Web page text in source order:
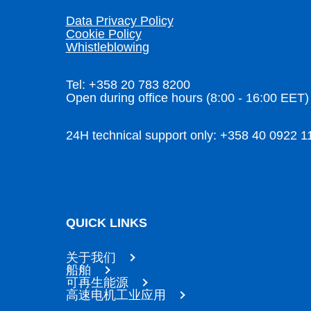
Data Privacy Policy
Cookie Policy
Whistleblowing
Tel: +358 20 783 8200
Open during office hours (8:00 - 16:00 EET)
24H technical support only: +358 40 0922
QUICK LINKS
关于我们
船舶
可再生能源
高速电机工业应用